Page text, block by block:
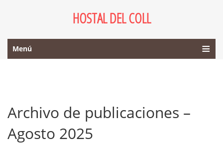
HOSTAL DEL COLL
Menú
Archivo de publicaciones –
Agosto 2025